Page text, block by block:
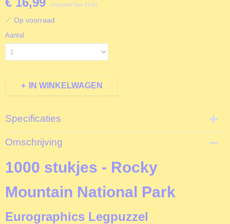
(inclusief btw 21%)
✓ Op voorraad
Aantal
IN WINKELWAGEN
Specificaties
Productcode
E5472
EAN code
628136654722
Eurographics
67,5x49 cm
Omschrijving
1000 stukjes - Rocky
Mountain National Park
Eurographics Legpuzzel